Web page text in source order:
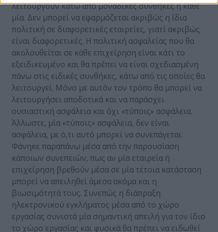
λειτουργούν κάτω από μοναδικές συνθήκες η κάθε
μία. Δεν μπορεί να εφαρμόζεται ακριβώς η ίδια
πολιτική σε διαφορετικές εταιρείες, γιατί ακριβώς
είναι διαφορετικές. Η πολιτική ασφαλείας που θα
ακολουθείται σε κάθε επιχείρηση είναι κάτι το
εξειδικευμένο και θα πρέπει να είναι σχεδιασμένη
πάνω στις ειδικές συνθήκες, κάτω από τις οποίες θα
λειτουργεί. Μόνο με αυτόν τον τρόπο θα μπορεί να
λειτουργήσει αποδοτικά και να παράσχει
ουσιαστική ασφάλεια και όχι «τύποις» ασφάλεια.
Άλλωστε, μία «τύποις» ασφάλεια, δεν είναι
ασφάλεια, με ό,τι αυτό μπορεί να συνεπάγεται.
Φάνηκε παραπάνω μέσα από την παρουσίαση
κάποιων συνεπειών, πως αν μία εταιρεία ή
επιχείρηση βρεθούν μέσα σε μία τέτοια κατάσταση
μπορεί να απειληθεί άμεσα ακόμα και η
βιωσιμότητά τους. Συνεπώς η διάπραξη
ηλεκτρονικού εγκλήματος μέσα από το χώρο
εργασίας συνιστά μία σημαντική απειλή για τον ίδιο
το χώρο εργασίας και φυσικά θα πρέπει να ειδωθεί